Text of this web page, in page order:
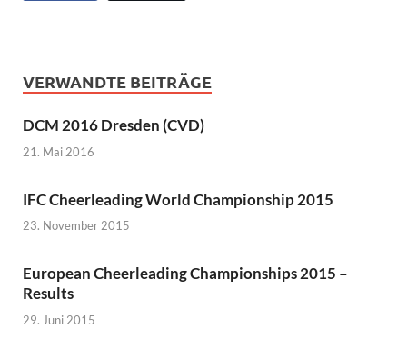
VERWANDTE BEITRÄGE
DCM 2016 Dresden (CVD)
21. Mai 2016
IFC Cheerleading World Championship 2015
23. November 2015
European Cheerleading Championships 2015 –
Results
29. Juni 2015